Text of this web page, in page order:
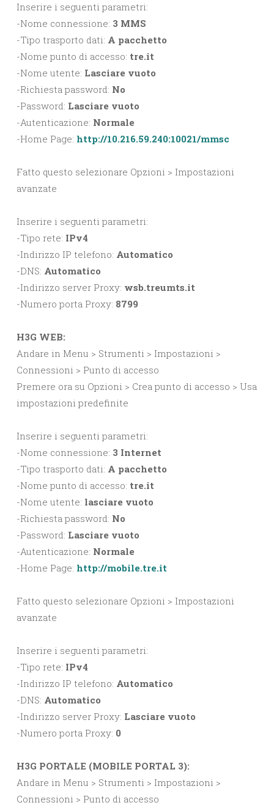
Inserire i seguenti parametri:
-Nome connessione: 3 MMS
-Tipo trasporto dati: A pacchetto
-Nome punto di accesso: tre.it
-Nome utente: Lasciare vuoto
-Richiesta password: No
-Password: Lasciare vuoto
-Autenticazione: Normale
-Home Page: http://10.216.59.240:10021/mmsc
Fatto questo selezionare Opzioni > Impostazioni
avanzate
Inserire i seguenti parametri:
-Tipo rete: IPv4
-Indirizzo IP telefono: Automatico
-DNS: Automatico
-Indirizzo server Proxy: wsb.treumts.it
-Numero porta Proxy: 8799
H3G WEB:
Andare in Menu > Strumenti > Impostazioni >
Connessioni > Punto di accesso
Premere ora su Opzioni > Crea punto di accesso > Usa
impostazioni predefinite
Inserire i seguenti parametri:
-Nome connessione: 3 Internet
-Tipo trasporto dati: A pacchetto
-Nome punto di accesso: tre.it
-Nome utente: lasciare vuoto
-Richiesta password: No
-Password: Lasciare vuoto
-Autenticazione: Normale
-Home Page: http://mobile.tre.it
Fatto questo selezionare Opzioni > Impostazioni
avanzate
Inserire i seguenti parametri:
-Tipo rete: IPv4
-Indirizzo IP telefono: Automatico
-DNS: Automatico
-Indirizzo server Proxy: Lasciare vuoto
-Numero porta Proxy: 0
H3G PORTALE (MOBILE PORTAL 3):
Andare in Menu > Strumenti > Impostazioni >
Connessioni > Punto di accesso